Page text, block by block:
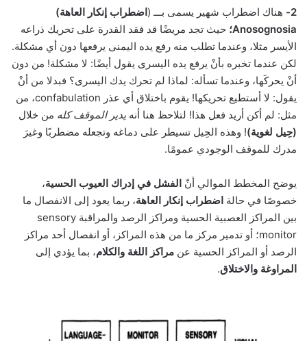
2- هناك اضطراب شهير يسمى بـــ (اضطراب إنكار العاهة)
Anosognosia؛ حيث تجد مريضًا قد فقد القدرة على تحريك ذراعه
الأيسر مثلا، وعندما تطلب منه رفع يده اليمنى يرفعها دون أي مشكلة.
لكن عندما تخبره بأنْ يرفع يده اليسرى يقول أيضًا: لا مشكلة! من دون
أنْ يحركَها، وعندما تسأله: لماذا لم تحرك يدك اليسرى؟ فبدلا من أنْ
يقول: لا أستطيع تحريكها! يقوم باختلاق أي عذر confabulation، من
مثل: لم أكن أريد فعل هذا! لتلاحظ هنا أنه يدير الموقف كله من خلال
(حِيل لغوية)! وهذه الحِيل تسيطر على دماغه وتجعله مضطربًا وغيرَ
مدرك للموقف الوجودي عمومًا.
يوضح المخطط الموالي أنّ الفشل في إدراك العيوب الحسية،
خصوصًا في حالة اضطراب إنكار العاهة، ربما يعود إلى الانفصال ما
بين المراكز العصبية الحسية ومراكز الرصد والمراقبة sensory
monitor؛ أو تدمير مركز ما من هذه المراكز، أو انفصال أحد مراكز
الرصد أو المراكز الحسية عن مراكز اللغة والكلام، بما يؤدي إلى
المراوغة والاختلاق.